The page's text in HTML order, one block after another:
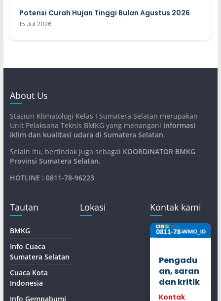
Potensi Curah Hujan Tinggi Bulan Agustus 2026
15 Jul 2026
About Us
Stasiun Klimatologi Kelas I Sumatera Selatan merupakan
Unit Pelaksana Teknis BMKG yang menangani informasi
iklim dan kualitasi udara di Sumatera Selatan.
Selain itu, bertindak juga sebagai KOORDINATOR BMKG
Provinsi Sumatera Selatan.
HOTLINE : 0811-78-96223
Tautan
BMKG
Info Cuaca
Sumatera Selatan
Cuaca Kota
Indonesia
Info Gempabumi
Lokasi Kontak kami
Pengadu
an, saran
dan kritik
Kontak